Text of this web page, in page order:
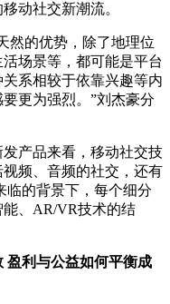
动社交新潮流。
的优势，除了地理位
场景等，都可能是平台
系相较于依靠兴趣等内
更为强烈。”刘杰豪分
产品来看，移动社交技
频、音频的社交，还有
临的背景下，每个细分
、AR/VR技术的结
利与公益如何平衡成